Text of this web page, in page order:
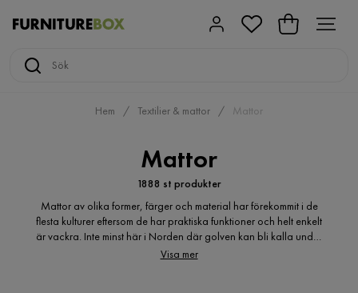
Hem Textilier & mattor Mattor
Mattor
1888 st produkter
Mattor av olika former, färger och material har förekommit i de
flesta kulturer eftersom de har praktiska funktioner och helt enkelt
är vackra. Inte minst här i Norden där golven kan bli kalla under
vinterhalvåret är mattorna en viktig del av inredningen i de flesta
Visa mer